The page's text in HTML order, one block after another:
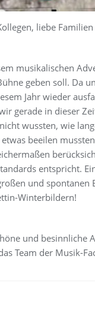
liebe
musikalischen
geben soll. Da
Jahr wieder
gerade in dieser
wussten, wie
beeilen
entspricht.
und spontanen
Winterbildern!
und besinnliche
Team der Musik-